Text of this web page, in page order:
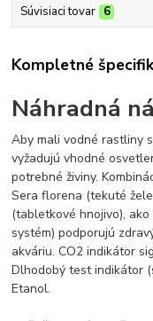
Súvisiaci tovar 6
Kompletné
Náhradná
Aby mali vodné rastliny
vyžadujú vhodné
potrebné živiny.
Sera florena (tekuté
(tabletkové hnojivo),
systém) podporujú
akváriu. CO2 indikátor
Dlhodobý test indikátor
Etanol.